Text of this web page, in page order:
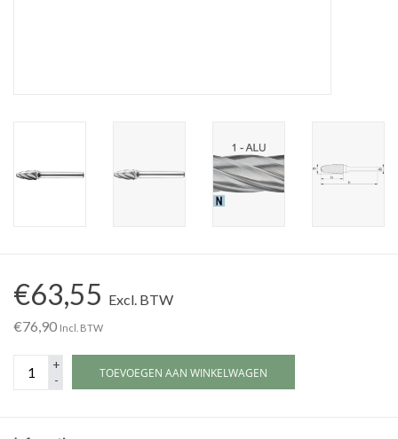
Machines |
Relatiegeschenken |
€63,55 Excl. BTW
€76,90 Incl. BTW
+
-
TOEVOEGEN AAN WINKELWAGEN